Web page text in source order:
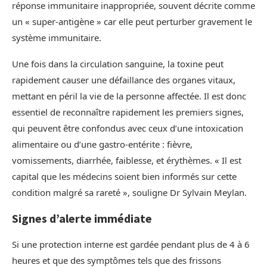
réponse immunitaire inappropriée, souvent décrite comme
un « super-antigène » car elle peut perturber gravement le
système immunitaire.
Une fois dans la circulation sanguine, la toxine peut
rapidement causer une défaillance des organes vitaux,
mettant en péril la vie de la personne affectée. Il est donc
essentiel de reconnaître rapidement les premiers signes,
qui peuvent être confondus avec ceux d’une intoxication
alimentaire ou d’une gastro-entérite : fièvre,
vomissements, diarrhée, faiblesse, et érythèmes. « Il est
capital que les médecins soient bien informés sur cette
condition malgré sa rareté », souligne Dr Sylvain Meylan.
Signes d’alerte immédiate
Si une protection interne est gardée pendant plus de 4 à 6
heures et que des symptômes tels que des frissons